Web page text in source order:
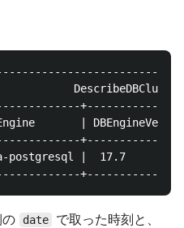
|
postgresql |
date
で取った時刻と、